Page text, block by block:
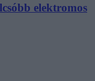
elektromos